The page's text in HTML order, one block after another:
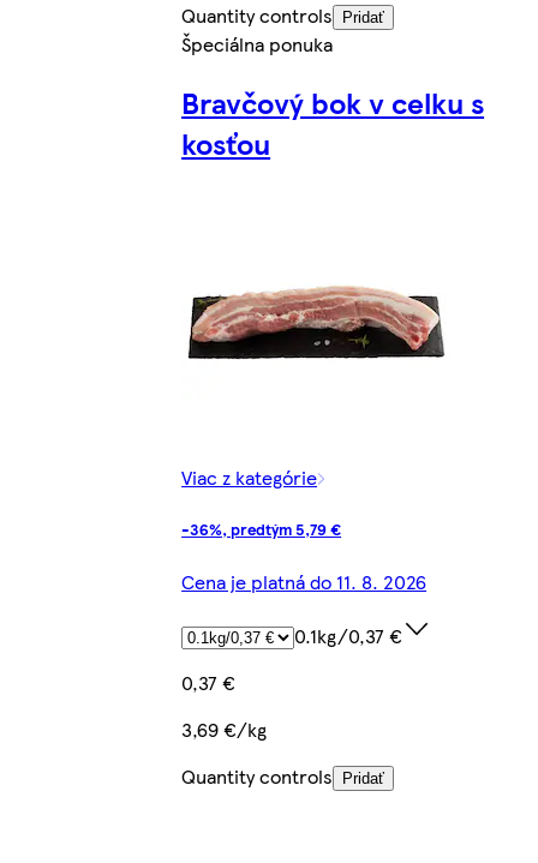
Quantity controls
Pridať
Špeciálna ponuka
Bravčový bok v celku s
kosťou
Viac z kategórie
-36%, predtým 5,79 €
Cena je platná do 11. 8. 2026
0.1kg/0,37 €
0,37 €
3,69 €/kg
Quantity controls Pridať